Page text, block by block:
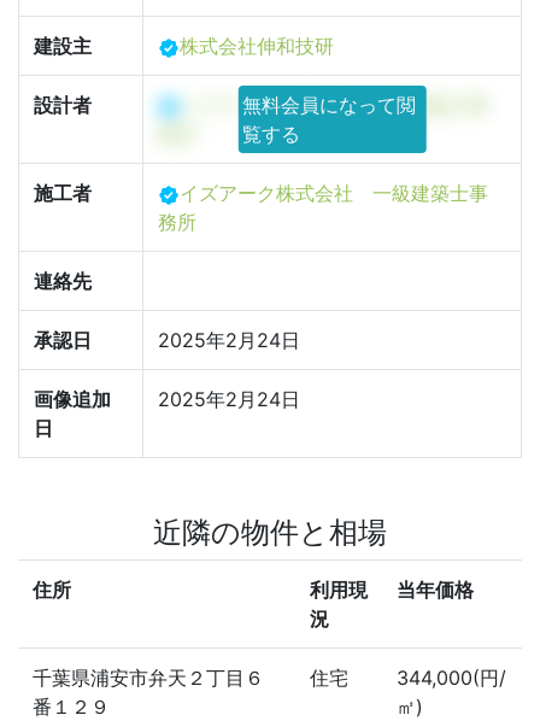
建設主 株式会社伸和技研
設計者
イズアーク株式会社 一級建築士事
無料会員になって閲
覧する
施工者
イズアーク株式会社 一級建築士事
務所
連絡先
承認日 2025年2月24日
画像追加
日
2025年2月24日
近隣の物件と相場
住所
利用現
況
当年価格
千葉県浦安市弁天２丁目６
番１２９
住宅
344,000(円/
㎡)